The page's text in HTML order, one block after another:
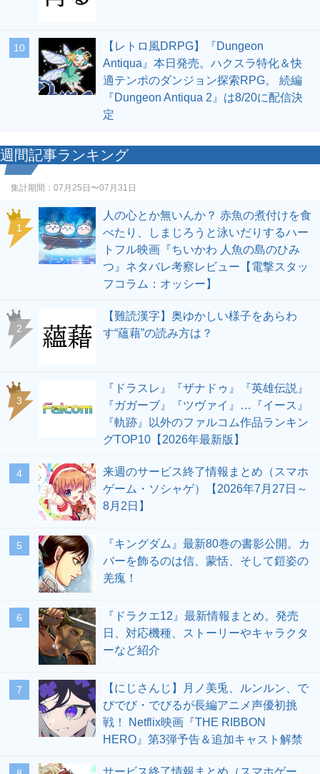
10
【レトロ風DRPG】『Dungeon
Antiqua』本日発売。ハクスラ特化＆快
適テンポのダンジョン探索RPG。 続編
『Dungeon Antiqua 2』は8/20に配信決
定
週間記事ランキング
集計期間： 07月25日〜07月31日
1
人の心とか無いんか？ 赤魚の煮付けを食
べたり、しまじろうと泳いだりするハー
トフル映画『ちいかわ 人魚の島のひみ
つ』ネタバレ考察レビュー【電撃スタッ
フコラム：オッシー】
2
【難読漢字】奥ゆかしい様子をあらわ
す“蘊藉”の読み方は？
3
『ドラスレ』『ザナドゥ』『英雄伝説』
『ガガーブ』『ツヴァイ』…『イース』
『軌跡』以外のファルコム作品ランキン
グTOP10【2026年最新版】
4
来週のサービス終了情報まとめ（スマホ
ゲーム・ソシャゲ）【2026年7月27日～
8月2日】
5
『キングダム』最新80巻の書影公開。カ
バーを飾るのは信、蒙恬、そして鎧姿の
羌瘣！
6
『ドラクエ12』最新情報まとめ。発売
日、対応機種、ストーリーやキャラクタ
ーなど紹介
7
【にじさんじ】月ノ美兎、ルンルン、で
びでび・でびるが長編アニメ声優初挑
戦！ Netflix映画『THE RIBBON
HERO』第3弾予告＆追加キャスト解禁
サービス終了情報まとめ（スマホゲー